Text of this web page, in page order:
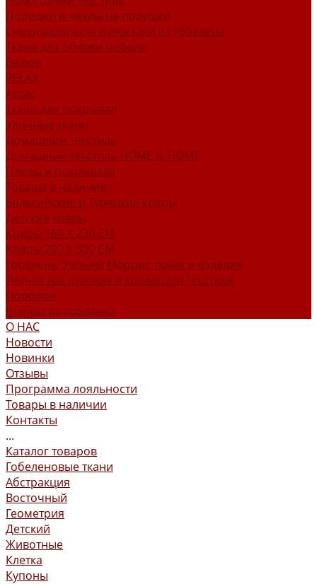
Подушки и чехлы на подушки
Сумки шопперы и рюкзаки из гобелена
Ткани для обивки мебели
Велюр
RELAX
Атлас
Ткани для покрывал
Уличные ткани
Домашний текстиль
Домашний текстиль HOME is HOME
Пледы и покрывала
Товары в наличии
Бельгийские и Турецкие ковры
Детские ковры
Ковры 160 X 230 СМ
Ковры 200 X 300 СМ
Гобелены Уильям Моррис ткани и изделия
Летнее настроение в коллекции текстиля
Поролон
Шторы из гобелена
О НАС
Новости
Новинки
Отзывы
Программа лояльности
Товары в наличии
Контакты
...
Каталог товаров
Гобеленовые ткани
Абстракция
Восточный
Геометрия
Детский
Животные
Клетка
Купоны